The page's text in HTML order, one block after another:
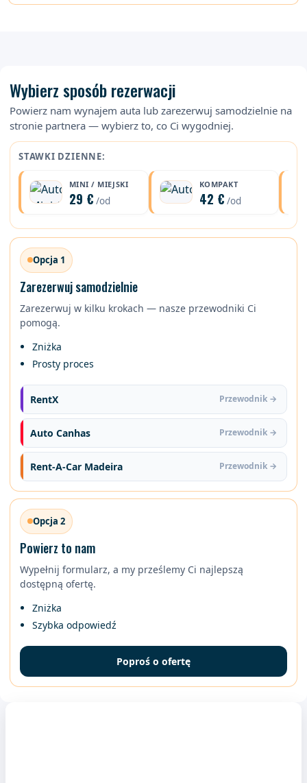
Wybierz sposób rezerwacji
Powierz nam wynajem auta lub zarezerwuj samodzielnie na
stronie partnera — wybierz to, co Ci wygodniej.
STAWKI DZIENNE:
MINI / MIEJSKI
29 € /od
KOMPAKT
42 € /od
Opcja 1
Zarezerwuj samodzielnie
Zarezerwuj w kilku krokach — nasze przewodniki Ci
pomogą.
Zniżka
Prosty proces
RentX Przewodnik →
Auto Canhas Przewodnik →
Rent-A-Car Madeira Przewodnik →
Opcja 2
Powierz to nam
Wypełnij formularz, a my prześlemy Ci najlepszą
dostępną ofertę.
Zniżka
Szybka odpowiedź
Poproś o ofertę